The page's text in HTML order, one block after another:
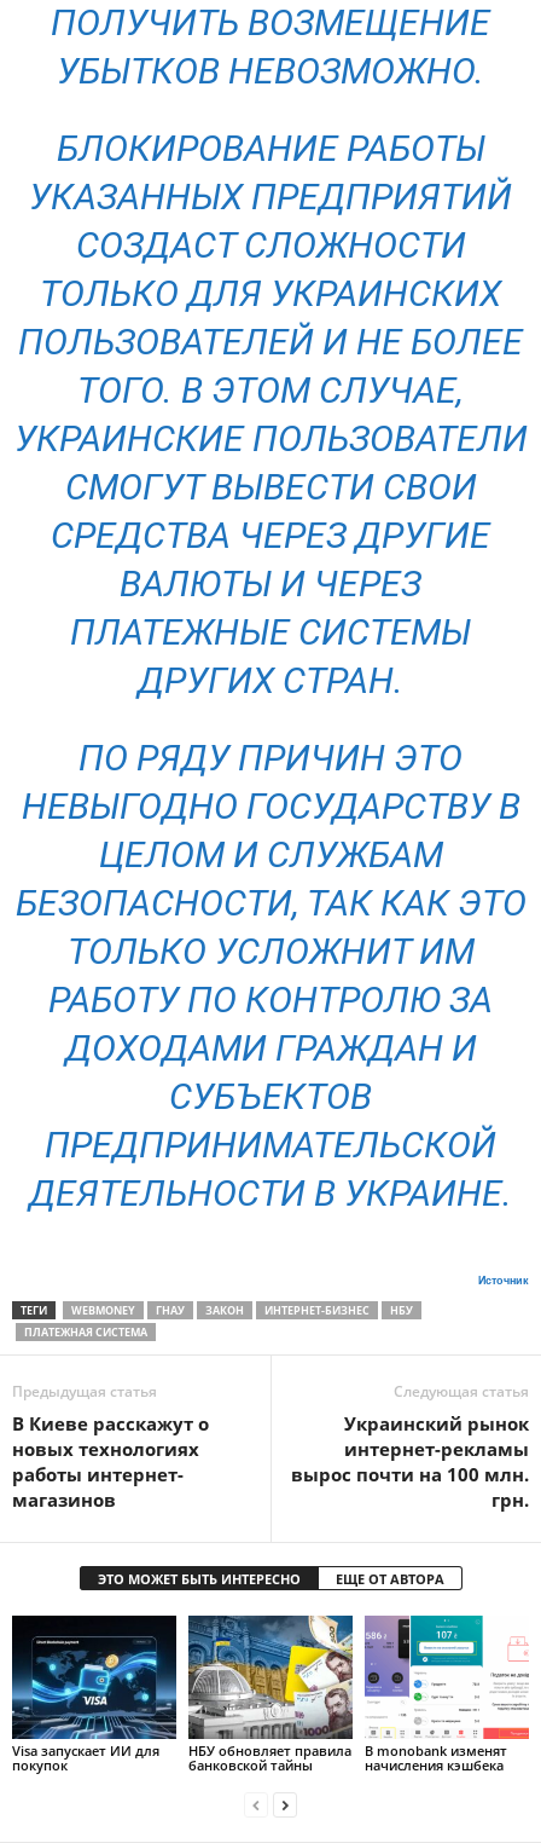
ПОЛУЧИТЬ ВОЗМЕЩЕНИЕ
УБЫТКОВ НЕВОЗМОЖНО.
БЛОКИРОВАНИЕ РАБОТЫ
УКАЗАННЫХ ПРЕДПРИЯТИЙ
СОЗДАСТ СЛОЖНОСТИ
ТОЛЬКО ДЛЯ УКРАИНСКИХ
ПОЛЬЗОВАТЕЛЕЙ И НЕ БОЛЕЕ
ТОГО. В ЭТОМ СЛУЧАЕ,
УКРАИНСКИЕ ПОЛЬЗОВАТЕЛИ
СМОГУТ ВЫВЕСТИ СВОИ
СРЕДСТВА ЧЕРЕЗ ДРУГИЕ
ВАЛЮТЫ И ЧЕРЕЗ
ПЛАТЕЖНЫЕ СИСТЕМЫ
ДРУГИХ СТРАН.
ПО РЯДУ ПРИЧИН ЭТО
НЕВЫГОДНО ГОСУДАРСТВУ В
ЦЕЛОМ И СЛУЖБАМ
БЕЗОПАСНОСТИ, ТАК КАК ЭТО
ТОЛЬКО УСЛОЖНИТ ИМ
РАБОТУ ПО КОНТРОЛЮ ЗА
ДОХОДАМИ ГРАЖДАН И
СУБЪЕКТОВ
ПРЕДПРИНИМАТЕЛЬСКОЙ
ДЕЯТЕЛЬНОСТИ В УКРАИНЕ.
Источник
ТЕГИ WEBMONEY ГНАУ ЗАКОН ИНТЕРНЕТ-БИЗНЕС
НБУ
ПЛАТЕЖНАЯ СИСТЕМА
Предыдущая статья
В Киеве расскажут о
новых технологиях
работы интернет-
магазинов
Следующая статья
Украинский рынок
интернет-рекламы
вырос почти на 100 млн.
грн.
ЭТО МОЖЕТ БЫТЬ ИНТЕРЕСНО ЕЩЕ ОТ АВТОРА
Visa запускает ИИ для
покупок
НБУ обновляет правила
банковской тайны
В monobank изменят
начисления кэшбека